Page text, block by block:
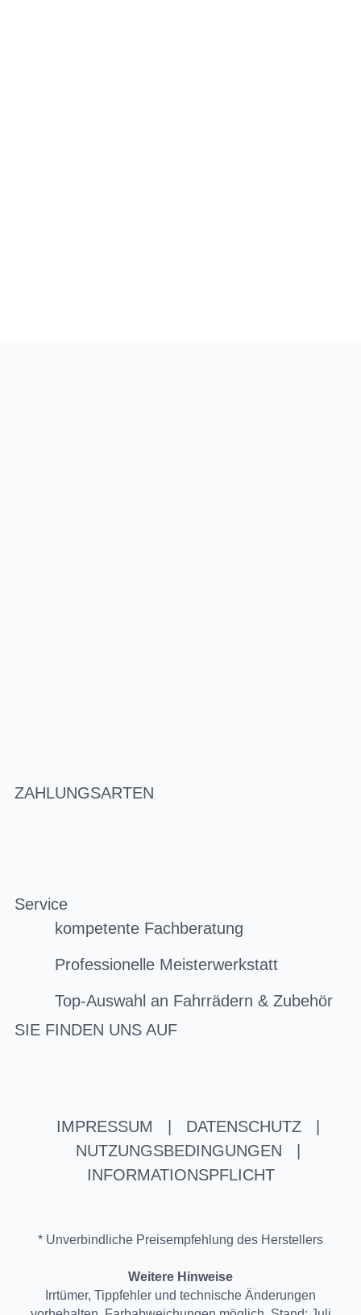
ZAHLUNGSARTEN
Service
kompetente Fachberatung
Professionelle Meisterwerkstatt
Top-Auswahl an Fahrrädern & Zubehör
SIE FINDEN UNS AUF
IMPRESSUM DATENSCHUTZ
NUTZUNGSBEDINGUNGEN
INFORMATIONSPFLICHT
* Unverbindliche Preisempfehlung des Herstellers
Weitere Hinweise
Irrtümer, Tippfehler und technische Änderungen